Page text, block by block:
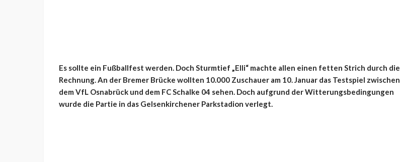
Es sollte ein Fußballfest werden. Doch Sturmtief „Elli“ machte allen einen fetten Strich durch die
Rechnung. An der Bremer Brücke wollten 10.000 Zuschauer am 10. Januar das Testspiel zwischen
dem VfL Osnabrück und dem FC Schalke 04 sehen. Doch aufgrund der Witterungsbedingungen
wurde die Partie in das Gelsenkirchener Parkstadion verlegt.